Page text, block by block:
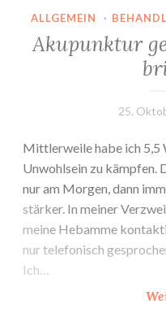
ALLGEMEIN ·
Akupunktur
25.
Mittlerweile habe ich 5,5
Unwohlsein zu kämpfen.
nur am Morgen, dann
stärker. In meiner
meine Hebamme
nur telefonisch
Ich…